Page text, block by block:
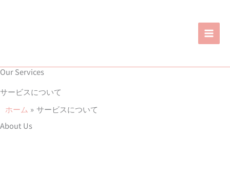
ッ
プ
Our Services
サービスについて
ホーム
サービスについて
About Us